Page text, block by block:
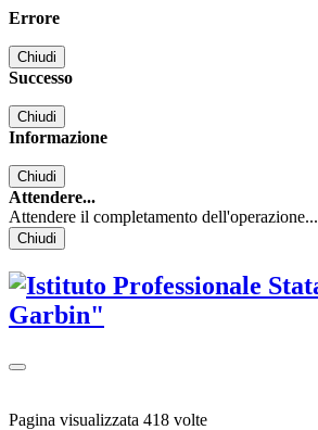
Errore
Chiudi
Successo
Chiudi
Informazione
Chiudi
Attendere...
Attendere il completamento dell'operazione...
Chiudi
Pagina visualizzata 418 volte